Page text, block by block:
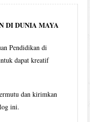
DI DUNIA MAYA
Pendidikan di
dapat kreatif
dan kirimkan
ini.